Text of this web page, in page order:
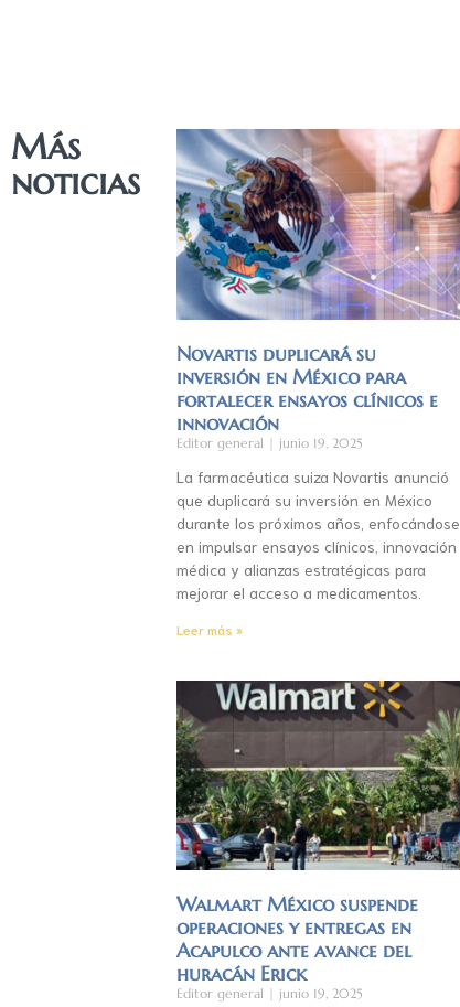
Más
noticias
Novartis duplicará su
inversión en México para
fortalecer ensayos clínicos e
innovación
Editor general junio 19, 2025
La farmacéutica suiza Novartis anunció
que duplicará su inversión en México
durante los próximos años, enfocándose
en impulsar ensayos clínicos, innovación
médica y alianzas estratégicas para
mejorar el acceso a medicamentos.
Leer más »
Walmart México suspende
operaciones y entregas en
Acapulco ante avance del
huracán Erick
Editor general junio 19, 2025